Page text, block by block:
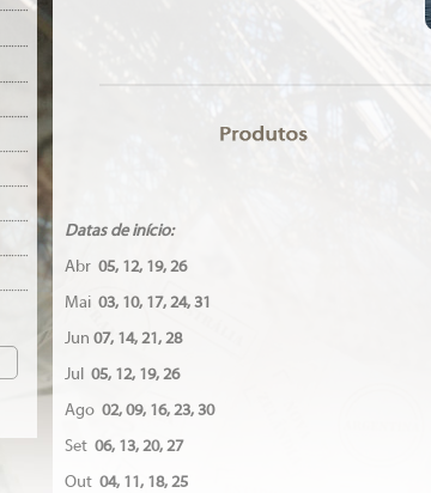
Datas de início:
Abr05, 12, 19, 26
Mai 03, 10, 17, 24, 31
Jun 07, 14, 21, 28
Jul 05, 12, 19, 26
Ago 02, 09, 16, 23, 30
Set 06, 13, 20, 27
Out 04, 11, 18, 25